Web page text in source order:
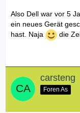
Also Dell war vor 5
ein neues Gerät
hast. Naja
die
carsteng
Foren As